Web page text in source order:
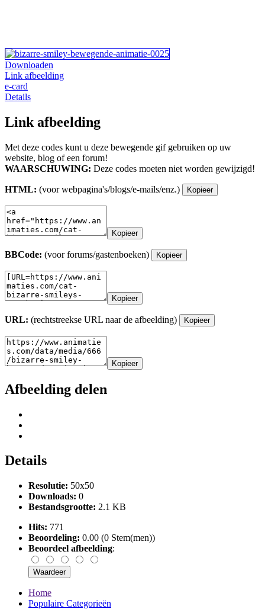
Downloaden
Link afbeelding
e-card
Details
Link afbeelding
Met deze codes kunt u deze bewegende gif gebruiken op uw
website, blog of een forum!
WAARSCHUWING: Deze codes moeten niet worden gewijzigd!
HTML: (voor webpagina's/blogs/e-mails/enz.) Kopieer
Kopieer
BBCode: (voor forums/gastenboeken) Kopieer
Kopieer
URL: (rechtstreekse URL naar de afbeelding) Kopieer
Kopieer
Afbeelding delen
Details
Resolutie: 50x50
Downloads: 0
Bestandsgrootte: 2.1 KB
Hits: 771
Beoordeling: 0.00 (0 Stem(men))
Beoordeel afbeelding:
Home
Populaire Categorieën